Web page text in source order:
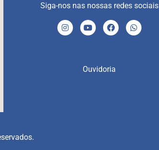
Siga-nos nas nossas redes sociais
Ouvidoria